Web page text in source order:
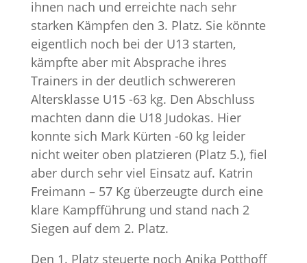
ihnen nach und erreichte nach sehr
starken Kämpfen den 3. Platz. Sie könnte
eigentlich noch bei der U13 starten,
kämpfte aber mit Absprache ihres
Trainers in der deutlich schwereren
Altersklasse U15 -63 kg. Den Abschluss
machten dann die U18 Judokas. Hier
konnte sich Mark Kürten -60 kg leider
nicht weiter oben platzieren (Platz 5.), fiel
aber durch sehr viel Einsatz auf. Katrin
Freimann – 57 Kg überzeugte durch eine
klare Kampfführung und stand nach 2
Siegen auf dem 2. Platz.
Den 1. Platz steuerte noch Anika Potthoff